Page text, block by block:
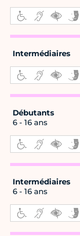
Intermédiaires
Débutants
6 - 16 ans
Intermédiaires
6 - 16 ans